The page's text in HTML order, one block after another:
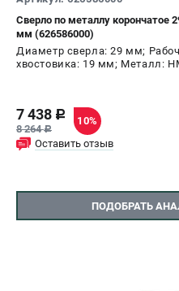
Сверло по металлу корончатое
мм (626586000)
Диаметр сверла: 29 мм;
хвостовика: 19 мм; Металл:
7 438 c
8 264c
10%
Оставить отзыв
ПОДОБРАТЬ